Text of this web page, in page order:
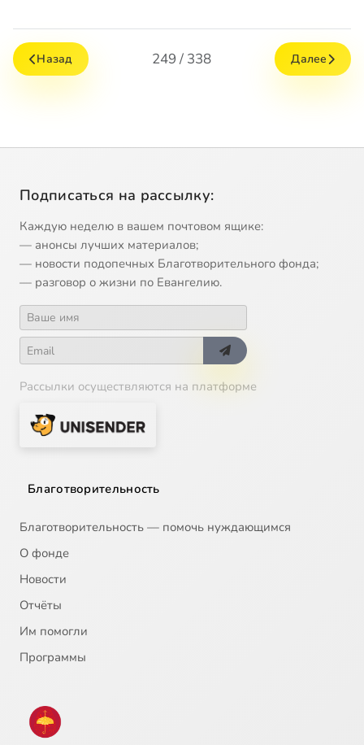
Назад 249 / 338 Далее
Подписаться на рассылку:
Каждую неделю в вашем почтовом ящике:
— анонсы лучших материалов;
— новости подопечных Благотворительного фонда;
— разговор о жизни по Евангелию.
Рассылки осуществляются на платформе
Благотворительность
Благотворительность — помочь нуждающимся
О фонде
Новости
Отчёты
Им помогли
Программы